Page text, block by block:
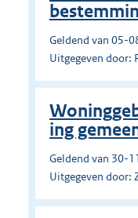
Geldend van 05-
Uitgegeven door:
ing
Geldend van 30-
Uitgegeven door: